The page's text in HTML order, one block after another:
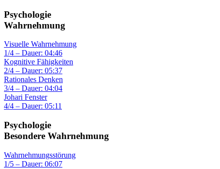
Psychologie
Wahrnehmung
Visuelle Wahrnehmung
1/4 – Dauer: 04:46
Kognitive Fähigkeiten
2/4 – Dauer: 05:37
Rationales Denken
3/4 – Dauer: 04:04
Johari Fenster
4/4 – Dauer: 05:11
Psychologie
Besondere Wahrnehmung
Wahrnehmungsstörung
1/5 – Dauer: 06:07